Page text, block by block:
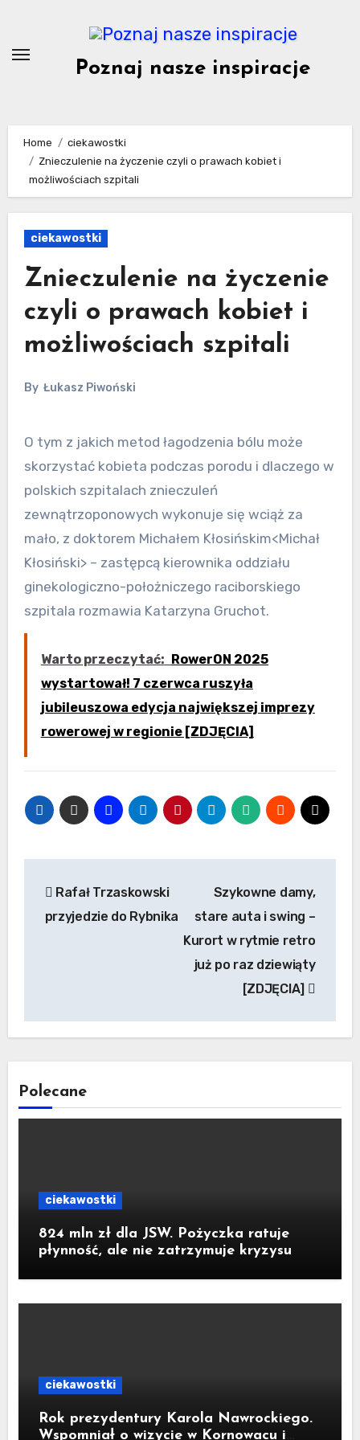
content
Poznaj nasze inspiracje
Home
ciekawostki
Znieczulenie na życzenie czyli o prawach kobiet i
możliwościach szpitali
ciekawostki
Znieczulenie na życzenie
czyli o prawach kobiet i
możliwościach szpitali
By Łukasz Piwoński
O tym z jakich metod łagodzenia bólu może
skorzystać kobieta podczas porodu i dlaczego w
polskich szpitalach znieczuleń
zewnątrzoponowych wykonuje się wciąż za
mało, z doktorem Michałem Kłosińskim<Michał
Kłosiński> – zastępcą kierownika oddziału
ginekologiczno-położniczego raciborskiego
szpitala rozmawia Katarzyna Gruchot.
Warto przeczytać: RowerON 2025
wystartował! 7 czerwca ruszyła
jubileuszowa edycja największej imprezy
rowerowej w regionie [ZDJĘCIA]
wpisu
Rafał Trzaskowski
przyjedzie do Rybnika
Szykowne damy,
stare auta i swing –
Kurort w rytmie retro
już po raz dziewiąty
[ZDJĘCIA]
Polecane
ciekawostki
824 mln zł dla JSW. Pożyczka ratuje
płynność, ale nie zatrzymuje kryzysu
ciekawostki
Rok prezydentury Karola Nawrockiego.
Wspomniał o wizycie w Kornowacu i